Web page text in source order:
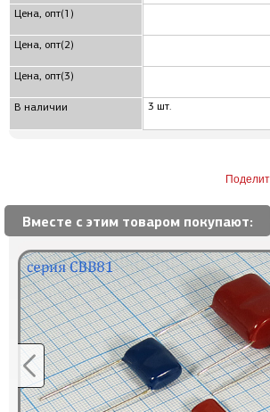
Цена, опт(1)
Цена, опт(2)
Цена, опт(3)
В наличии 3 шт.
Вместе с этим товаром покупают: